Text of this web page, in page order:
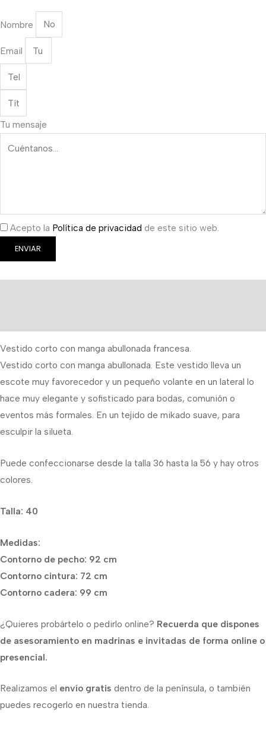
Nombre
Email
Tu mensaje
Acepto la Política de privacidad de este sitio web.
ENVIAR
Vestido corto con manga abullonada francesa.
Vestido corto con manga abullonada. Este vestido lleva un
escote muy favorecedor y un pequeño volante en un lateral lo
hace muy elegante y sofisticado para bodas, comunión o
eventos más formales. En un tejido de mikado suave, para
esculpir la silueta.
Puede confeccionarse desde la talla 36 hasta la 56 y hay otros
colores.
Talla: 40
Medidas:
Contorno de pecho: 92 cm
Contorno cintura: 72 cm
Contorno cadera: 99 cm
¿Quieres probártelo o pedirlo online? Recuerda que dispones
de asesoramiento en madrinas e invitadas de forma online o
presencial.
Realizamos el envío gratis dentro de la península, o también
puedes recogerlo en nuestra tienda.